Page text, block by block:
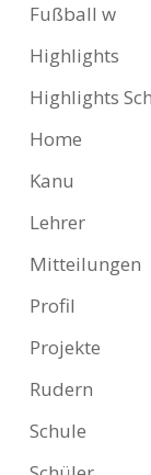
Fußball w
Highlights
Highlights
Home
Kanu
Lehrer
Mitteilungen
Profil
Projekte
Rudern
Schule